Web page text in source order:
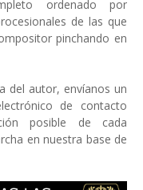
ordenado por
de las que
pinchando en
del autor, envíanos un
de contacto
posible de cada
en nuestra base de